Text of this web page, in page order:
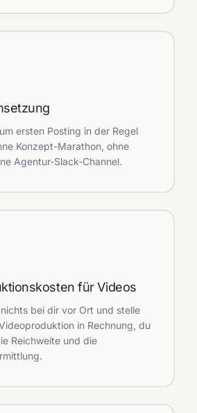
ersten Posting in der Regel
Konzept-Marathon, ohne
Agentur-Slack-Channel.
für Videos
bei dir vor Ort und stelle
in Rechnung, du
Reichweite und die